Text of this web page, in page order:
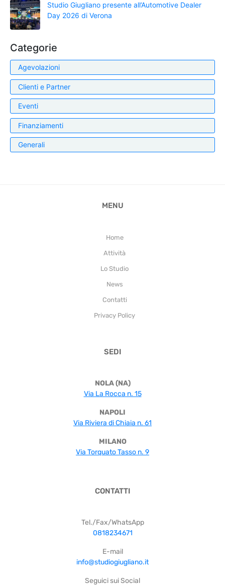
Studio Giugliano presente all’Automotive Dealer
Day 2026 di Verona
Categorie
Agevolazioni
Clienti e Partner
Eventi
Finanziamenti
Generali
MENU
Home
Attività
Lo Studio
News
Contatti
Privacy Policy
SEDI
NOLA (NA)
Via La Rocca n. 15
NAPOLI
Via Riviera di Chiaia n. 61
MILANO
Via Torquato Tasso n. 9
CONTATTI
Tel./Fax/WhatsApp
0818234671
E-mail
info@studiogiugliano.it
Seguici sui Social